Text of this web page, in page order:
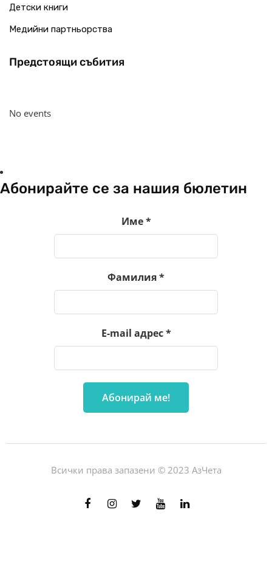
Детски книги
Медийни партньорства
Предстоящи събития
No events
Абонирайте се за нашия бюлетин
Име*
Фамилия*
E-mail адрес*
Всички права запазени © 2023 АзЧета